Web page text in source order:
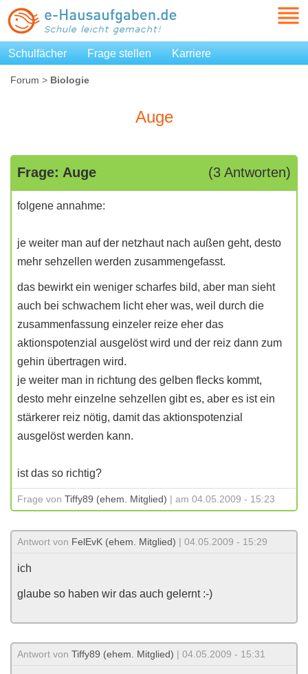
Schulfächer Frage stellen Karriere
Forum > Biologie
Auge
Frage: Auge (3 Antworten)
folgene annahme:
je weiter man auf der netzhaut nach außen geht, desto
mehr sehzellen werden zusammengefasst.
das bewirkt ein weniger scharfes bild, aber man sieht
auch bei schwachem licht eher was, weil durch die
zusammenfassung einzeler reize eher das
aktionspotenzial ausgelöst wird und der reiz dann zum
gehin übertragen wird.
je weiter man in richtung des gelben flecks kommt,
desto mehr einzelne sehzellen gibt es, aber es ist ein
stärkerer reiz nötig, damit das aktionspotenzial
ausgelöst werden kann.
ist das so richtig?
Frage von Tiffy89 (ehem. Mitglied) | am 04.05.2009 - 15:23
Antwort von FelEvK (ehem. Mitglied) | 04.05.2009 - 15:29
ich
glaube so haben wir das auch gelernt :-)
Antwort von Tiffy89 (ehem. Mitglied) | 04.05.2009 - 15:31